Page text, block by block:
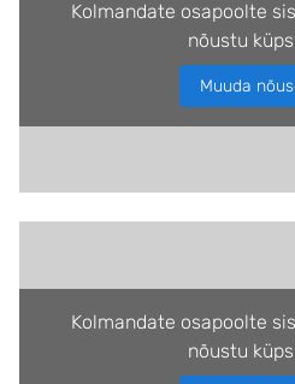
Kolmandate osapoolte
nõustu
Muuda
Kolmandate osapoolte
nõustu